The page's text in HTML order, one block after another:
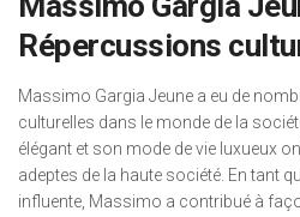
Répercussions
Massimo Gargia Jeune a eu de
culturelles dans le monde de la
élégant et son mode de vie luxueux
adeptes de la haute société. En tant
influente, Massimo a contribué à